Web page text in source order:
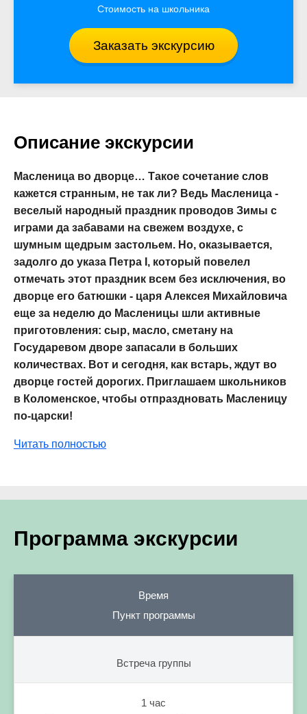
Стоимость на школьника
Заказать экскурсию
Описание экскурсии
Масленица во дворце… Такое сочетание слов
кажется странным, не так ли? Ведь Масленица -
веселый народный праздник проводов Зимы с
играми да забавами на свежем воздухе, с
шумным щедрым застольем. Но, оказывается,
задолго до указа Петра I, который повелел
отмечать этот праздник всем без исключения, во
дворце его батюшки - царя Алексея Михайловича
еще за неделю до Масленицы шли активные
приготовления: сыр, масло, сметану на
Государевом дворе запасали в больших
количествах. Вот и сегодня, как встарь, ждут во
дворце гостей дорогих. Приглашаем школьников
в Коломенское, чтобы отпраздновать Масленицу
по-царски!
Читать полностью
Программа экскурсии
Время
Пункт программы
Встреча группы
1 час